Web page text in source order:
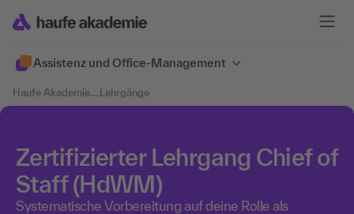
Assistenz und Office-Management
Haufe Akademie....Lehrgänge
Zertifizierter Lehrgang Chief of
Staff (HdWM)
Systematische Vorbereitung auf deine Rolle als